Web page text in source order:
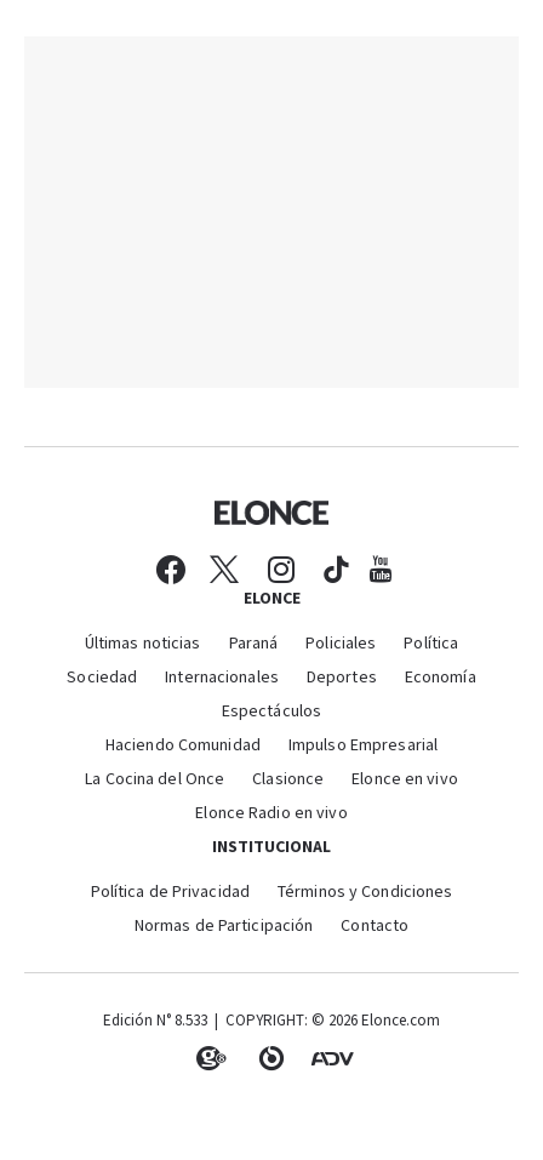
ELONCE
Últimas noticias Paraná Policiales
Política
Sociedad
Internacionales Deportes
Economía
Espectáculos
Haciendo Comunidad
Impulso Empresarial
La Cocina del Once
Clasionce
Elonce en vivo
Elonce Radio en vivo
INSTITUCIONAL
Política de Privacidad
Términos y Condiciones
Normas de Participación
Contacto
Edición N° 8.533 | COPYRIGHT: © 2026 Elonce.com